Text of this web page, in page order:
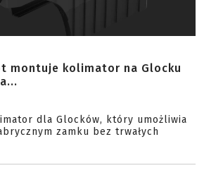
montuje kolimator na Glocku
dla Glocków, który umożliwia
zamku bez trwałych